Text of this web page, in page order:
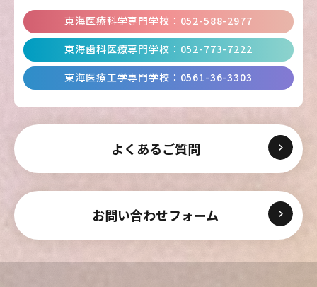
よくあるご質問
お問い合わせフォーム
東海医療科学専門学校 ： 052-588-2977
東海歯科医療専門学校 ： 052-773-7222
東海医療工学専門学校 ： 0561-36-3303
CLOSE
CLOSE
CLOSE
CLOSE